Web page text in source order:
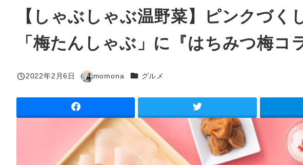
【しゃぶしゃぶ温野菜】ピンクづ
「梅たんしゃぶ」に『はちみつ梅コ
投稿日
2022年2月6日
著
momona カテゴリー
グルメ